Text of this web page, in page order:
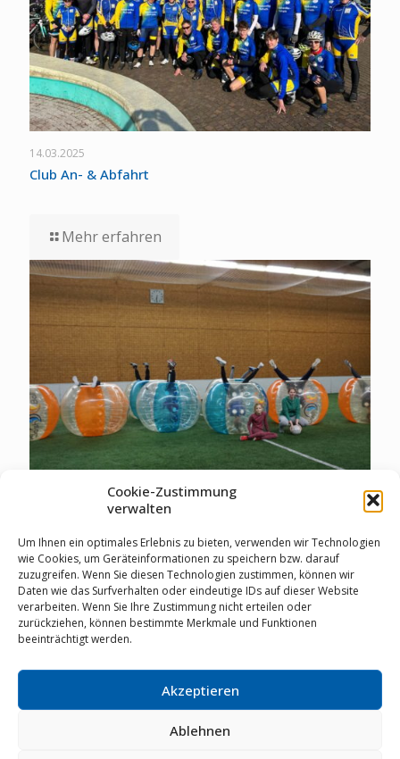
Cookie-Zustimmung
verwalten
Um Ihnen ein optimales Erlebnis zu bieten, verwenden wir Technologien
wie Cookies, um Geräteinformationen zu speichern bzw. darauf
zuzugreifen. Wenn Sie diesen Technologien zustimmen, können wir
Daten wie das Surfverhalten oder eindeutige IDs auf dieser Website
verarbeiten. Wenn Sie Ihre Zustimmung nicht erteilen oder
zurückziehen, können bestimmte Merkmale und Funktionen
beeinträchtigt werden.
Akzeptieren
Ablehnen
14.03.2025
Club An- & Abfahrt
Mehr erfahren
02.03.2025
Jugendausflüge
Mehr erfahren
© RSV Staubwolke Refrath 1952 e.V. |
Cookie Richtlinie|Impressum|Mitglieder-Login|
02204
info@staubwolke-refrath.de